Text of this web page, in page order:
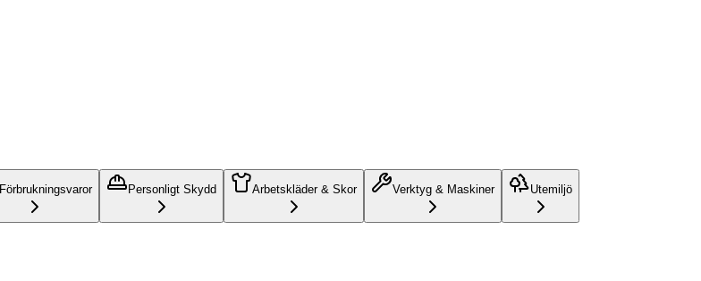
Förbrukningsvaror Personligt Skydd Arbetskläder & Skor Verktyg & Maskiner Utemiljö